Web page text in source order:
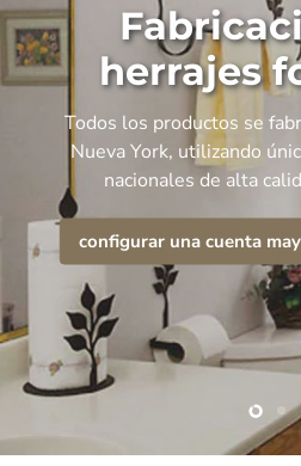
herrajes
Todos los productos se
Nueva York, utilizando
nacionales de alta
configurar una cuenta
Slide
1
2